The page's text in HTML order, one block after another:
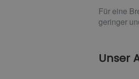
Für eine
geringer
Unser